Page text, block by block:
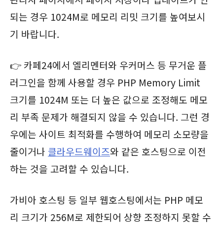
되는 경우 1024M로 메모리 리밋 크기를 높여보시
기 바랍니다.
👉 카페24에서 엘리멘터와 우커머스 등 무거운 플
러그인을 함께 사용할 경우 PHP Memory Limit
크기를 1024M 또는 더 높은 값으로 조정해도 메모
리 부족 문제가 해결되지 않을 수 있습니다. 그런 경
우에는 사이트 최적화를 수행하여 메모리 소모량을
줄이거나 클라우드웨이즈와 같은 호스팅으로 이전
하는 것을 고려할 수 있습니다.
가비아 호스팅 등 일부 웹호스팅에서는 PHP 메모
리 크기가 256M로 제한되어 상향 조정하지 못할 수